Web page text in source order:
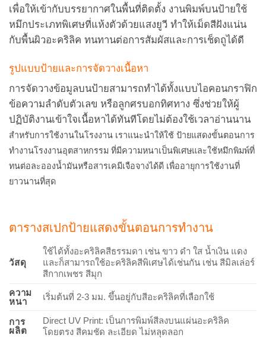
เพื่อให้เข้ากับบรรยากาศในพื้นที่ติดตั้ง งานพิมพ์บนป้ายใช้
หมึกประเภทพิเศษที่แห้งตัวด้วยแสงยูวี ทำให้เม็ดสีฝังแน่น
กับพื้นผิวอะคริลิค ทนทานต่อการสัมผัสและการเช็ดถูได้ดี
รูปแบบป้ายและการจัดวางเนื้อหา
การจัดวางข้อมูลบนป้ายสามารถทำได้ทั้งแบบไอคอนกราฟิก
ข้อความลำดับตัวเลข หรือลูกศรบอกทิศทาง ซึ่งช่วยให้ผู้
ปฏิบัติงานเข้าใจเนื้อหาได้ทันทีโดยไม่ต้องใช้เวลาอ่านนาน
สำหรับการใช้งานในโรงงาน เราแนะนำให้ใช้ ป้ายแสดงขั้นตอนการ
ทำงานโรงงานอุตสาหกรรม ที่มีความหนาเป็นพิเศษและใช้หมึกพิมพ์ที่
ทนต่อละอองน้ำมันหรือสารเคมีเจือจางได้ดี เพื่ออายุการใช้งานที่
ยาวนานที่สุด
ตารางสเปกป้ายแสดงขั้นตอนการทำงาน
วัสดุ
ใช้ได้ทั้งอะคริลิคสีธรรมดา เช่น ขาว ดำ ใส น้ำเงิน แดง
และก็สามารถใช้อะคริลิคสีพิเศษได้เช่นกัน เช่น สีมิลเล่อร์
สีกากเพชร สีมุก
ความ
หนา
เริ่มต้นที่ 2-3 มม. ขึ้นอยู่กับสีอะคริลิคที่เลือกใช้
การ
ผลิต
Direct UV Print: เป็นการพิมพ์สีลงบนแผ่นอะคริลิค
โดยตรง สีคมชัด ละเอียด ไม่หลุดลอก